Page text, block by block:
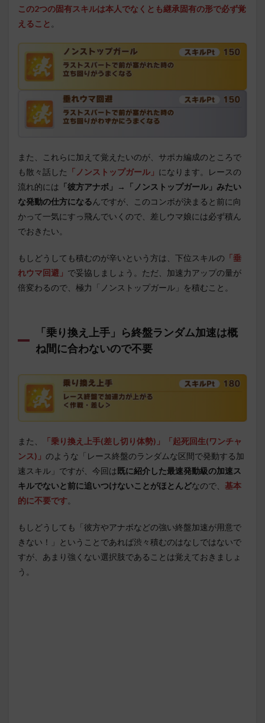
この2つの固有スキルは本人でなくとも継承固有の形で必ず覚
えること 。
また、これらに加えて覚えたいのが、サポカ編成のところで
も散々話した 「ノンストップガール」 になります。レースの
流れ的には 「彼方アナボ」→「ノンストップガール」みたい
な発動の仕方になるんですが、このコンボが決まると前に向
かって一気にすっ飛んでいくので、差しウマ娘には必ず積ん
でおきたい。
もしどうしても積むのが辛いという方は、下位スキルの 「垂
れウマ回避」 で妥協しましょう。ただ、加速力アップの量が
倍変わるので、極力「ノンストップガール」を積むこと。
「乗り換え上手」ら終盤ランダム加速は概
ね間に合わないので不要
また、
「乗り換え上手(差し切り体勢)」「起死回生(ワンチャ
ンス)」 のような「レース終盤のランダムな区間で発動する加
速スキル」ですが、今回は既に紹介した最速発動級の加速ス
キルでないと前に追いつけないことがほとんどなので、 基本
的に不要です。
もしどうしても「彼方やアナボなどの強い終盤加速が用意で
きない！」ということであれば渋々積むのはなしではないで
すが、あまり強くない選択肢であることは覚えておきましょ
う。